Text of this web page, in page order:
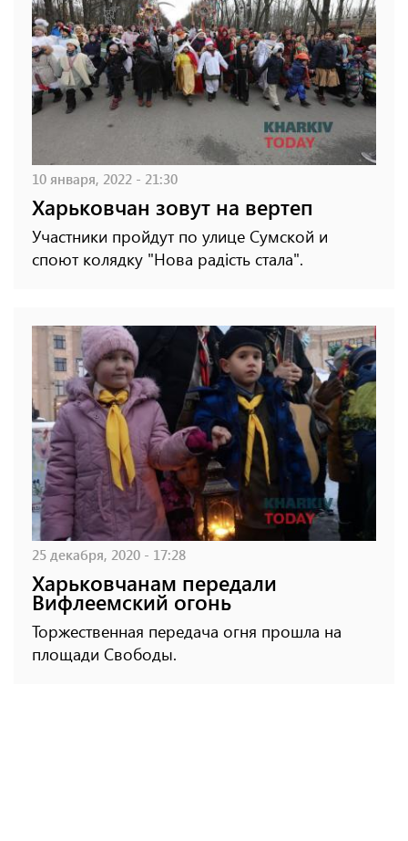
10 января, 2022 - 21:30
Харьковчан зовут на вертеп
Участники пройдут по улице Сумской и
споют колядку "Нова радість стала".
25 декабря, 2020 - 17:28
Харьковчанам передали
Вифлеемский огонь
Торжественная передача огня прошла на
площади Свободы.